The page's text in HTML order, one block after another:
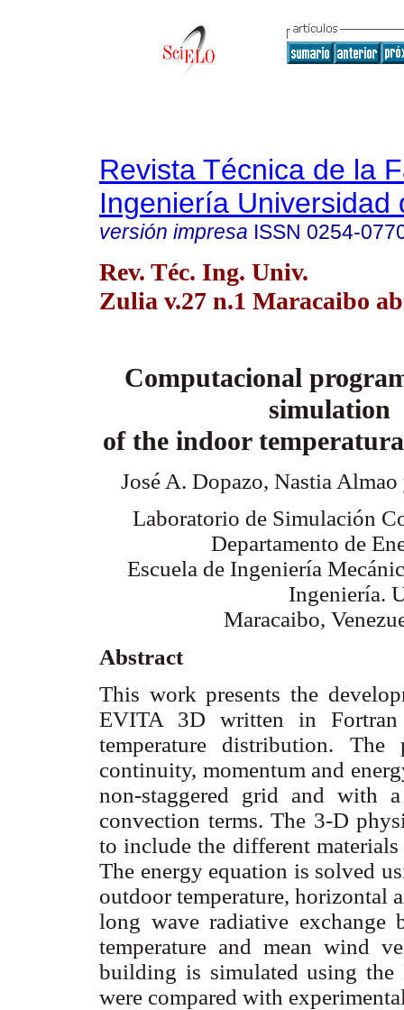
Revista Técnica de la
Ingeniería Universidad
versión impresa ISSN 0254-
Rev. Téc. Ing. Univ.
Zulia v.27 n.1 Maracaibo
Computacional
simulation
of the indoor
José A. Dopazo, Nastia
Laboratorio de Simulación
Departamento de
Escuela de Ingeniería
Ingeniería.
Maracaibo,
Abstract
This work presents the
EVITA 3D written in
temperature distribution.
continuity, momentum and
non-staggered grid and with
convection terms. The 3-D
to include the different
The energy equation is solved
outdoor temperature, horizontal
long wave radiative exchange
temperature and mean wind
building is simulated using the
were compared with